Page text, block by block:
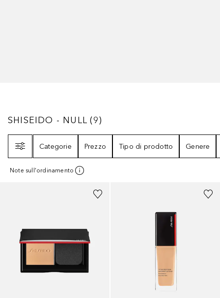
SHISEIDO - NULL9
SHISEIDO - NULL (9)
Categorie
Prezzo Tipo di prodotto Genere
Note sull'ordinamento
+9